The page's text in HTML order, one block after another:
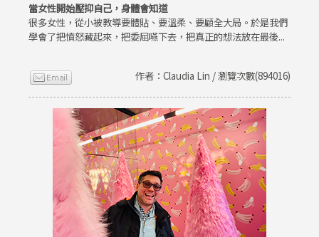
當女性開始壓抑自己，身體會知道
很多女性，從小被教導要體貼、要溫柔、要顧全大局。於是我們
學會了把憤怒藏起來，把委屈嚥下去，把真正的想法放在最後...
作者：Claudia Lin / 瀏覽次數(894016)